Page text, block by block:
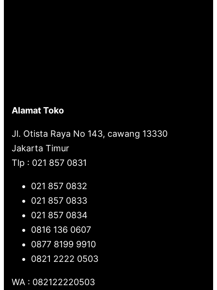
Alamat Toko
Jl. Otista Raya No 143, cawang 13330
Jakarta Timur
Tlp : 021 857 0831
021 857 0832
021 857 0833
021 857 0834
0816 136 0607
0877 8199 9910
0821 2222 0503
WA : 082122220503